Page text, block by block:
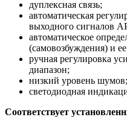
дуплексная связь;
автоматическая
выходного сигналов
автоматическое
(самовозбуждения) и
ручная регулировка
диапазон;
низкий уровень шумов;
светодиодная
Соответствует